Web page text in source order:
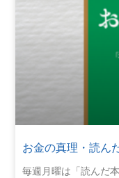
お金の真理・読ん
毎週月曜は「読んだ